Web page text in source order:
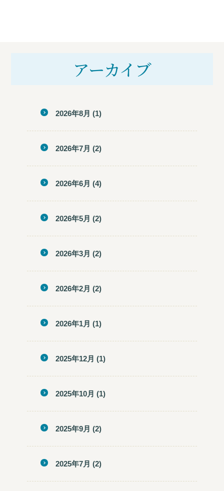
アーカイブ
2026年8月 (1)
2026年7月 (2)
2026年6月 (4)
2026年5月 (2)
2026年3月 (2)
2026年2月 (2)
2026年1月 (1)
2025年12月 (1)
2025年10月 (1)
2025年9月 (2)
2025年7月 (2)